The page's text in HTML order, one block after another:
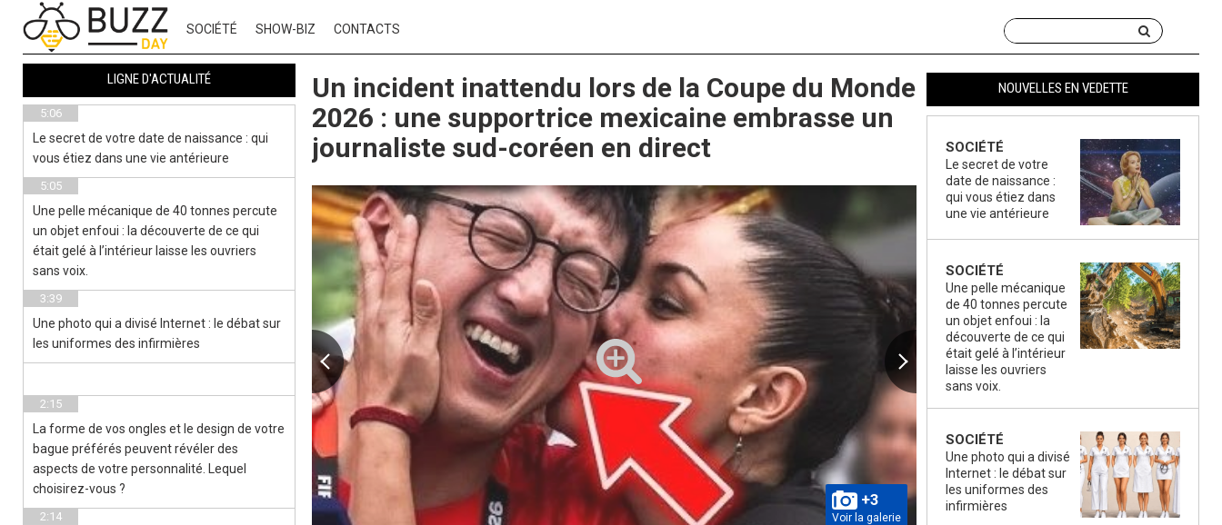
SOCIÉTÉ SHOW-BIZ CONTACTS
Un incident inattendu lors de la Coupe du Monde
2026 : une supportrice mexicaine embrasse un
journaliste sud-coréen en direct
+3
Voir la galerie
NOUVELLES EN VEDETTE
SOCIÉTÉ
Le secret de votre
date de naissance :
qui vous étiez dans
une vie antérieure
SOCIÉTÉ
Une pelle mécanique
de 40 tonnes percute
un objet enfoui : la
découverte de ce qui
était gelé à l’intérieur
laisse les ouvriers
sans voix.
SOCIÉTÉ
Une photo qui a divisé
Internet : le débat sur
les uniformes des
infirmières
LIGNE D'ACTUALITÉ
5:06
Le secret de votre date de naissance : qui
vous étiez dans une vie antérieure
5:05
Une pelle mécanique de 40 tonnes percute
un objet enfoui : la découverte de ce qui
était gelé à l’intérieur laisse les ouvriers
sans voix.
3:39
Une photo qui a divisé Internet : le débat sur
les uniformes des infirmières
2:15
La forme de vos ongles et le design de votre
bague préférés peuvent révéler des
aspects de votre personnalité. Lequel
choisirez-vous ?
2:14